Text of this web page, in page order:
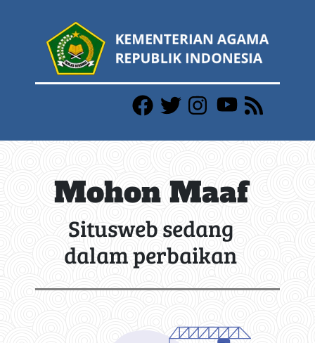
Mohon Maaf
Situsweb sedang
dalam perbaikan